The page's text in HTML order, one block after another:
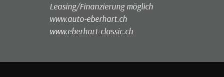
Leasing/Finanzierung möglich
www.auto-eberhart.ch
www.eberhart-classic.ch